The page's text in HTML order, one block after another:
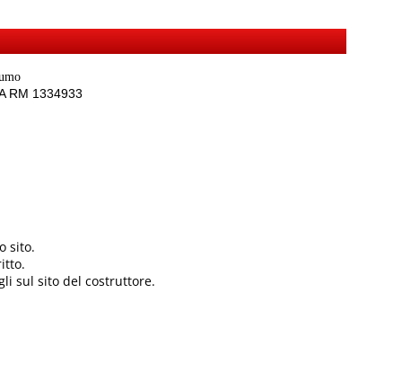
RM 1334933
sito.
sul sito del costruttore.